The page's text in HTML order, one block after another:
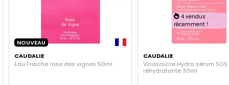
NOUVEAU
CAUDALIE
Eau Fraiche rose des vignes 50ml
4 vendus
récemment !
CAUDALIE
Vinosource Hydra sérum SOS
réhydratante 30ml